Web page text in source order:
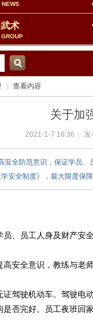
NEWS
术
搜
查看内容
关于加
2021-1-7 16:36 发
安全防范意识，保证学员
安全制度》，最大限度保
、员工人身及财产安
安全意识，教练与
驾驶机动车。驾驶
否完好。员工夜班回